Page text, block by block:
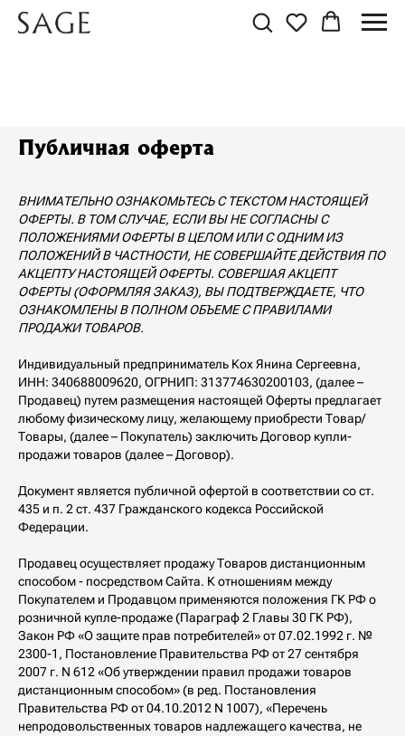
Публичная оферта
ВНИМАТЕЛЬНО ОЗНАКОМЬТЕСЬ С ТЕКСТОМ НАСТОЯЩЕЙ
ОФЕРТЫ. В ТОМ СЛУЧАЕ, ЕСЛИ ВЫ НЕ СОГЛАСНЫ С
ПОЛОЖЕНИЯМИ ОФЕРТЫ В ЦЕЛОМ ИЛИ С ОДНИМ ИЗ
ПОЛОЖЕНИЙ В ЧАСТНОСТИ, НЕ СОВЕРШАЙТЕ ДЕЙСТВИЯ ПО
АКЦЕПТУ НАСТОЯЩЕЙ ОФЕРТЫ. СОВЕРШАЯ АКЦЕПТ
ОФЕРТЫ (ОФОРМЛЯЯ ЗАКАЗ), ВЫ ПОДТВЕРЖДАЕТЕ, ЧТО
ОЗНАКОМЛЕНЫ В ПОЛНОМ ОБЪЕМЕ С ПРАВИЛАМИ
ПРОДАЖИ ТОВАРОВ.
Индивидуальный предприниматель Кох Янина Сергеевна,
ИНН: 340688009620, ОГРНИП: 313774630200103, (далее –
Продавец) путем размещения настоящей Оферты предлагает
любому физическому лицу, желающему приобрести Товар/
Товары, (далее – Покупатель) заключить Договор купли-
продажи товаров (далее – Договор).
Документ является публичной офертой в соответствии со ст.
435 и п. 2 ст. 437 Гражданского кодекса Российской
Федерации.
Продавец осуществляет продажу Товаров дистанционным
способом - посредством Сайта. К отношениям между
Покупателем и Продавцом применяются положения ГК РФ о
розничной купле-продаже (Параграф 2 Главы 30 ГК РФ),
Закон РФ «О защите прав потребителей» от 07.02.1992 г. №
2300-1, Постановление Правительства РФ от 27 сентября
2007 г. N 612 «Об утверждении правил продажи товаров
дистанционным способом» (в ред. Постановления
Правительства РФ от 04.10.2012 N 1007), «Перечень
непродовольственных товаров надлежащего качества, не